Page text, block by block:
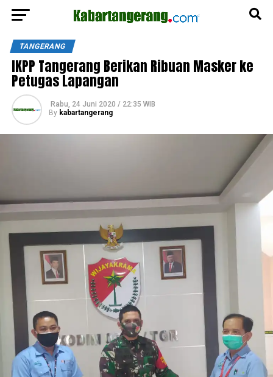
TANGERANG
IKPP Tangerang Berikan Ribuan Masker ke
Petugas Lapangan
Rabu, 24 Juni 2020 / 22:35 WIB
By kabartangerang